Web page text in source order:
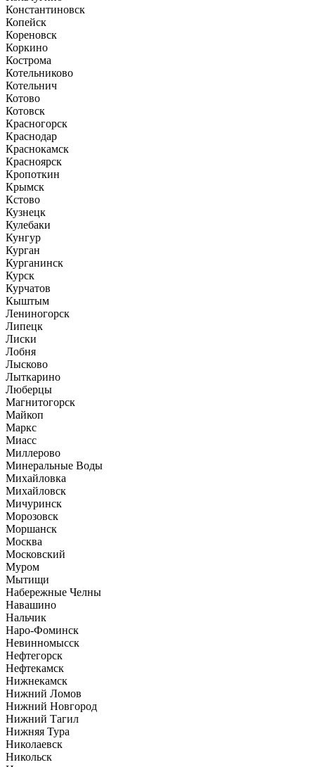
Константиновск
Копейск
Кореновск
Коркино
Кострома
Котельниково
Котельнич
Котово
Котовск
Красногорск
Краснодар
Краснокамск
Красноярск
Кропоткин
Крымск
Кстово
Кузнецк
Кулебаки
Кунгур
Курган
Курганинск
Курск
Курчатов
Кыштым
Лениногорск
Липецк
Лиски
Лобня
Лысково
Лыткарино
Люберцы
Магнитогорск
Майкоп
Маркс
Миасс
Миллерово
Минеральные Воды
Михайловка
Михайловск
Мичуринск
Морозовск
Моршанск
Москва
Московский
Муром
Мытищи
Набережные Челны
Навашино
Нальчик
Наро-Фоминск
Невинномысск
Нефтегорск
Нефтекамск
Нижнекамск
Нижний Ломов
Нижний Новгород
Нижний Тагил
Нижняя Тура
Николаевск
Никольск